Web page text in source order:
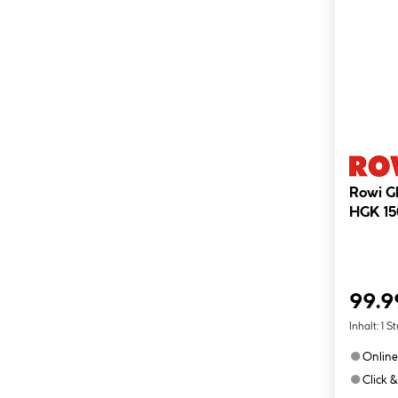
Rowi
HGK
Inhalt: 1
●
●Click